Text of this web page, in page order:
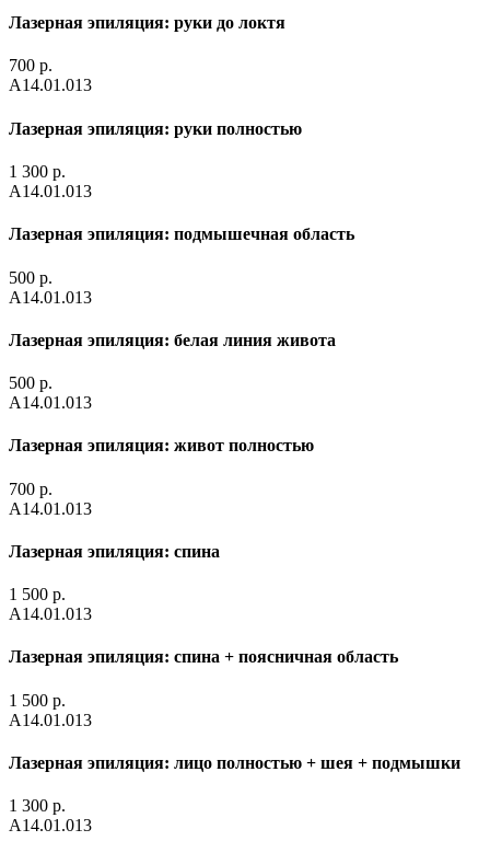
Лазерная эпиляция: руки до локтя
700 р.
А14.01.013
Лазерная эпиляция: руки полностью
1 300 р.
А14.01.013
Лазерная эпиляция: подмышечная область
500 р.
А14.01.013
Лазерная эпиляция: белая линия живота
500 р.
А14.01.013
Лазерная эпиляция: живот полностью
700 р.
А14.01.013
Лазерная эпиляция: спина
1 500 р.
А14.01.013
Лазерная эпиляция: спина + поясничная область
1 500 р.
А14.01.013
Лазерная эпиляция: лицо полностью + шея + подмышки
1 300 р.
А14.01.013